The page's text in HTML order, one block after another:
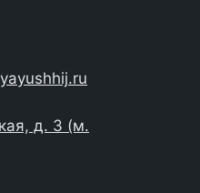
д. 3 (м.